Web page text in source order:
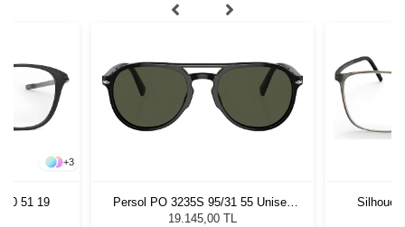
+3
51 19
Persol PO 3235S 95/31 55 Unisex
Güneş Gözlüğü
19.145,00 TL